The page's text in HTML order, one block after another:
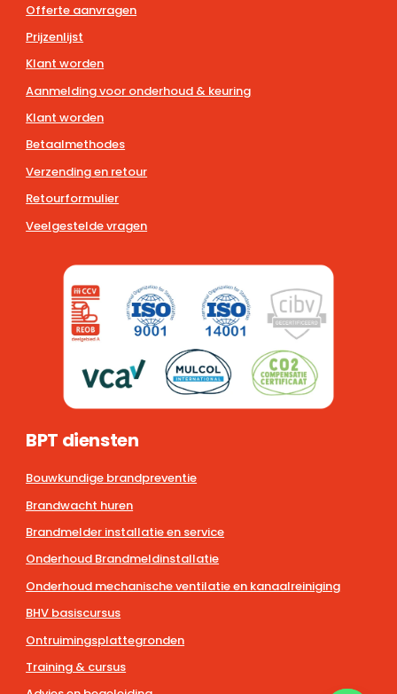
Offerte aanvragen
Prijzenlijst
Klant worden
Aanmelding voor onderhoud & keuring
Klant worden
Betaalmethodes
Verzending en retour
Retourformulier
Veelgestelde vragen
BPT diensten
Bouwkundige brandpreventie
Brandwacht huren
Brandmelder installatie en service
Onderhoud Brandmeldinstallatie
Onderhoud mechanische ventilatie en kanaalreiniging
BHV basiscursus
Ontruimingsplattegronden
Training & cursus